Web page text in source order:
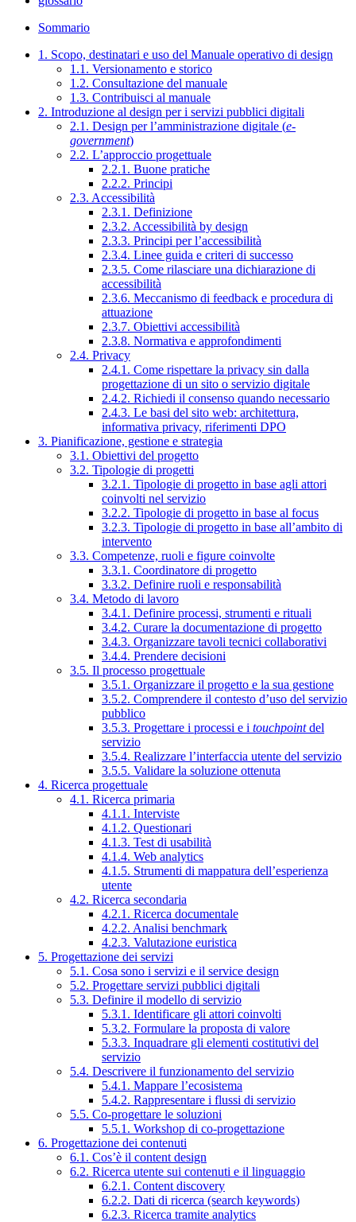
Sommario
1. Scopo, destinatari e uso del Manuale operativo di design
1.1. Versionamento e storico
1.2. Consultazione del manuale
1.3. Contribuisci al manuale
2. Introduzione al design per i servizi pubblici digitali
2.1. Design per l’amministrazione digitale (e-
government)
2.2. L’approccio progettuale
2.2.1. Buone pratiche
2.2.2. Principi
2.3. Accessibilità
2.3.1. Definizione
2.3.2. Accessibilità by design
2.3.3. Principi per l’accessibilità
2.3.4. Linee guida e criteri di successo
2.3.5. Come rilasciare una dichiarazione di
accessibilità
2.3.6. Meccanismo di feedback e procedura di
attuazione
2.3.7. Obiettivi accessibilità
2.3.8. Normativa e approfondimenti
2.4. Privacy
2.4.1. Come rispettare la privacy sin dalla
progettazione di un sito o servizio digitale
2.4.2. Richiedi il consenso quando necessario
2.4.3. Le basi del sito web: architettura,
informativa privacy, riferimenti DPO
3. Pianificazione, gestione e strategia
3.1. Obiettivi del progetto
3.2. Tipologie di progetti
3.2.1. Tipologie di progetto in base agli attori
coinvolti nel servizio
3.2.2. Tipologie di progetto in base al focus
3.2.3. Tipologie di progetto in base all’ambito di
intervento
3.3. Competenze, ruoli e figure coinvolte
3.3.1. Coordinatore di progetto
3.3.2. Definire ruoli e responsabilità
3.4. Metodo di lavoro
3.4.1. Definire processi, strumenti e rituali
3.4.2. Curare la documentazione di progetto
3.4.3. Organizzare tavoli tecnici collaborativi
3.4.4. Prendere decisioni
3.5. Il processo progettuale
3.5.1. Organizzare il progetto e la sua gestione
3.5.2. Comprendere il contesto d’uso del servizio
pubblico
3.5.3. Progettare i processi e i touchpointdel
servizio
3.5.4. Realizzare l’interfaccia utente del servizio
3.5.5. Validare la soluzione ottenuta
4. Ricerca progettuale
4.1. Ricerca primaria
4.1.1. Interviste
4.1.2. Questionari
4.1.3. Test di usabilità
4.1.4. Web analytics
4.1.5. Strumenti di mappatura dell’esperienza
utente
4.2. Ricerca secondaria
4.2.1. Ricerca documentale
4.2.2. Analisi benchmark
4.2.3. Valutazione euristica
5. Progettazione dei servizi
5.1. Cosa sono i servizi e il service design
5.2. Progettare servizi pubblici digitali
5.3. Definire il modello di servizio
5.3.1. Identificare gli attori coinvolti
5.3.2. Formulare la proposta di valore
5.3.3. Inquadrare gli elementi costitutivi del
servizio
5.4. Descrivere il funzionamento del servizio
5.4.1. Mappare l’ecosistema
5.4.2. Rappresentare i flussi di servizio
5.5. Co-progettare le soluzioni
5.5.1. Workshop di co-progettazione
6. Progettazione dei contenuti
6.1. Cos’è il content design
6.2. Ricerca utente sui contenuti e il linguaggio
6.2.1. Content discovery
6.2.2. Dati di ricerca (search keywords)
6.2.3. Ricerca tramite analytics